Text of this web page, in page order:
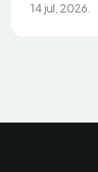
14 jul, 2026.